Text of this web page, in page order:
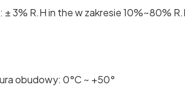
3% R.H in the w zakresie 10%~80%
obudowy: 0°C ~ +50°